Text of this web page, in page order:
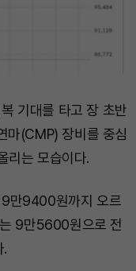
기대를 타고 장 초반
마(CMP) 장비를 중심
리는 모습이다.
9만9400원까지 오르
9만5600원으로 전
.